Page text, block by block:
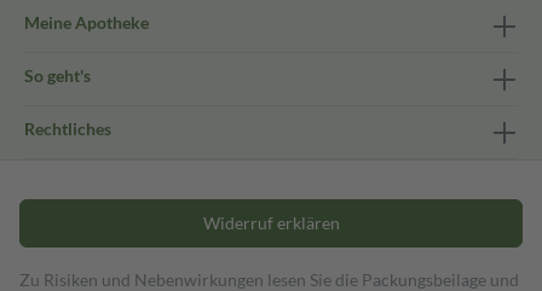
Meine Apotheke
So geht's
Rechtliches
Widerruf erklären
Zu Risiken und Nebenwirkungen lesen Sie die Packungsbeilage und